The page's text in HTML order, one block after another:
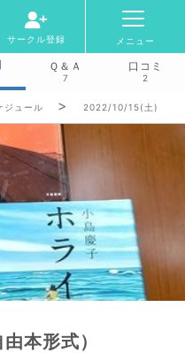
サークル登録 メニュー
Ｑ＆Ａ
7
口コミ
2
ジュール 2022/10/15(土)
本形式）